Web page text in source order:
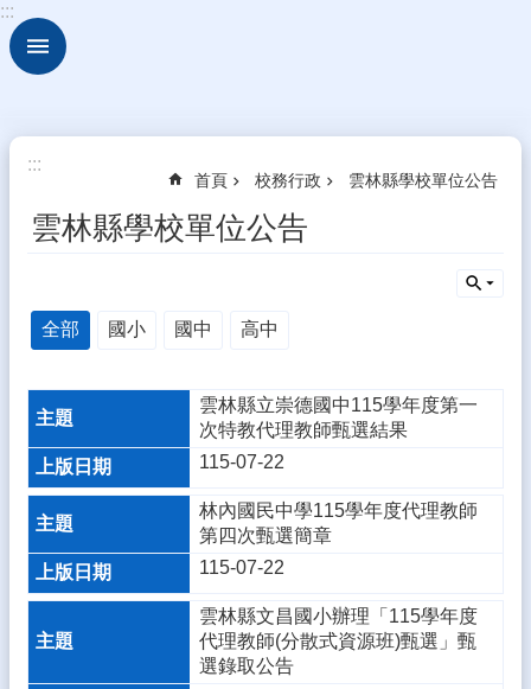
跳到主要內容區塊
進
認
本
校
政
處
校
務
行
政
校
化
課
:::
:::
首頁 校務行政 雲林縣學校單位公告
雲林縣學校單位公告
全部 國小 國中 高中
雲林縣立崇德國中115學年度第一
次特教代理教師甄選結果
115-07-22
林內國民中學115學年度代理教師
第四次甄選簡章
115-07-22
雲林縣文昌國小辦理「115學年度
代理教師(分散式資源班)甄選」甄
選錄取公告